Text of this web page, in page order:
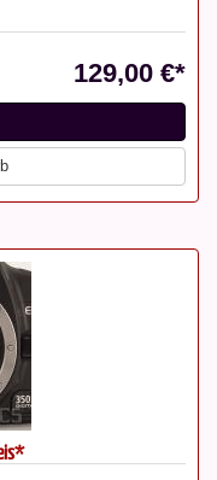
129,00 €*